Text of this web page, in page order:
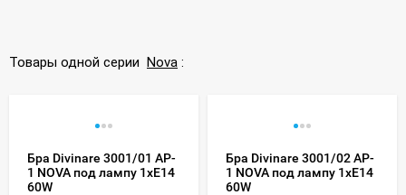
Товары одной серии Nova :
Бра Divinare 3001/01 AP-
1 NOVA под лампу 1xE14
60W
Бра Divinare 3001/02 AP-
1 NOVA под лампу 1xE14
60W